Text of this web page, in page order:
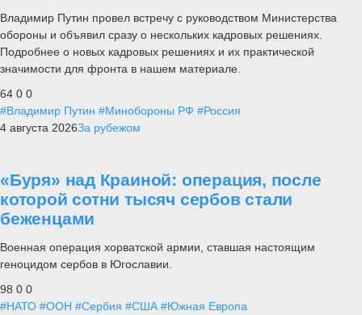
Владимир Путин провел встречу с руководством Министерства
обороны и объявил сразу о нескольких кадровых решениях.
Подробнее о новых кадровых решениях и их практической
значимости для фронта в нашем материале.
64 0 0
#Владимир Путин #Минобороны РФ #Россия
4 августа 2026За рубежом
«Буря» над Краиной: операция, после
которой сотни тысяч сербов стали
беженцами
Военная операция хорватской армии, ставшая настоящим
геноцидом сербов в Югославии.
98 0 0
#НАТО #ООН #Сербия #США #Южная Европа